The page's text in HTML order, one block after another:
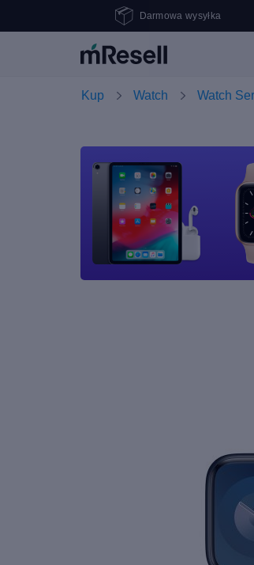
Darmowa wysyłka
Kup Watch Watch